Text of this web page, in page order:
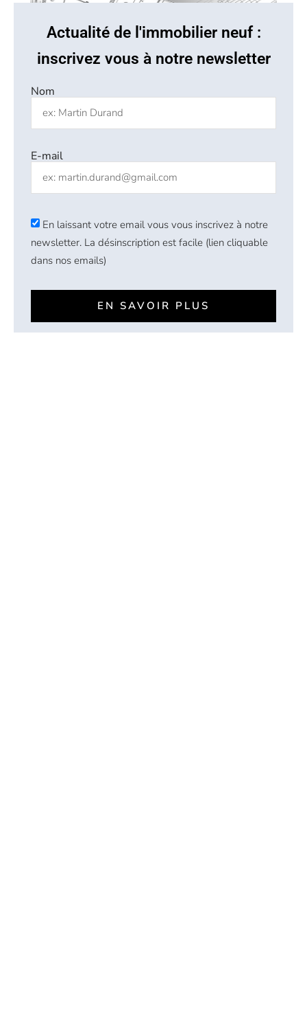
Actualité de l'immobilier neuf :
inscrivez vous à notre newsletter
Nom
E-mail
En laissant votre email vous vous inscrivez à notre
newsletter. La désinscription est facile (lien cliquable
dans nos emails)
EN SAVOIR PLUS